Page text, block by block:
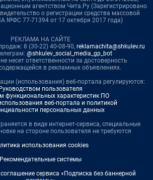
агентством Чита.Ру (Зарегистрировано
о регистрации средства массовой
№ФС 77-71394 от 17 октября 2017 года)
РЕКЛАМА НА САЙТЕ
8 (30-22) 40-08-90, reklamachita@shkulev.ru
@shkulev_social_media_gp_bot
несет ответственности за достоверность
в рекламных объявлениях.
(использования) веб-портала регулируются:
Руководством пользователя
функциональных характеристик ПО
веб-портала и политикой
персональных данных
в виде интернет-сервиса, специальные
на стороне пользователя не требуются
использования cookies
Рекомендательные системы
сервиса «Подписка без баннерной